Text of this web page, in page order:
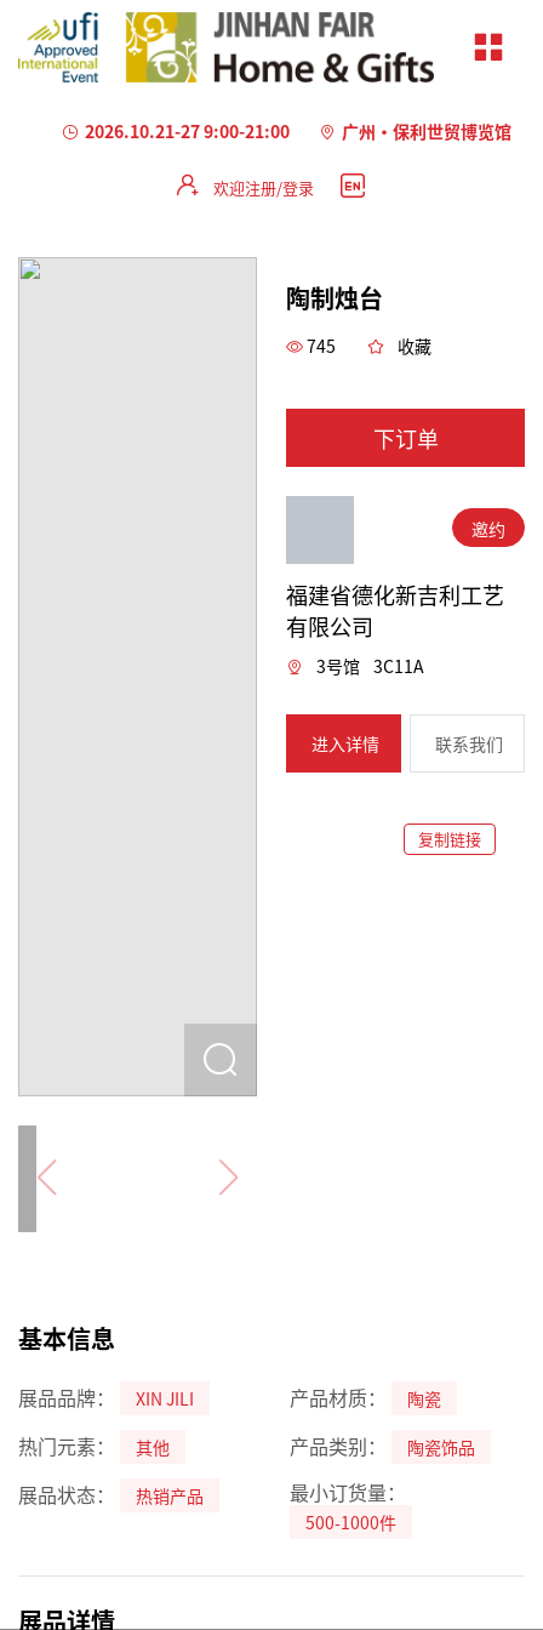
2026.10.21-27 9:00-21:00 广州·保利世贸博览馆
欢迎注册/登录
失
陶制烛台
745 收藏
下订单
邀约
福建省德化新吉利工艺
有限公司
3号馆 3C11A
进入详情 联系我们
复制链接
基本信息
展品品牌： XIN JILI 产品材质： 陶瓷
热门元素： 其他 产品类别： 陶瓷饰品
展品状态： 热销产品 最小订货量：
500-1000件
展品详情